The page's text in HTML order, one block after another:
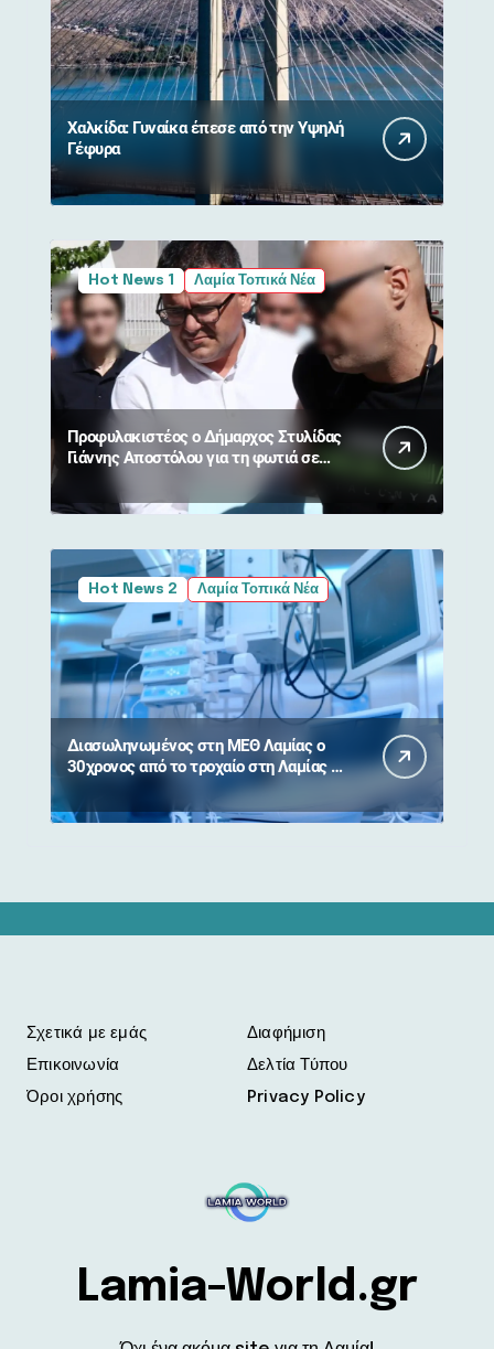
Χαλκίδα: Γυναίκα έπεσε από την Υψηλή
Γέφυρα
Hot News 1 Λαμία Τοπικά Νέα
Προφυλακιστέος ο Δήμαρχος Στυλίδας
Γιάννης Αποστόλου για τη φωτιά σε
Hot News 2 Λαμία Τοπικά Νέα
Διασωληνωμένος στη ΜΕΘ Λαμίας ο
30χρονος από το τροχαίο στη Λαμίας –
Σχετικά με εμάς
Επικοινωνία
Όροι χρήσης
Διαφήμιση
Δελτία Τύπου
Privacy Policy
Lamia-World.gr